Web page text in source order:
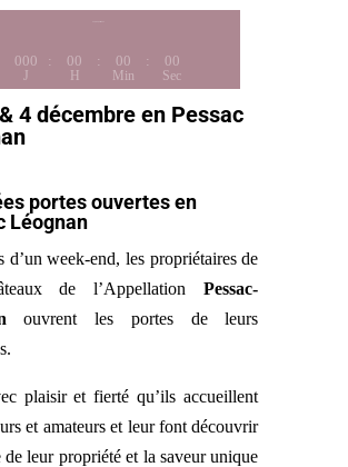
000
J
: 00
H
: 00
Min
: 00
Sec
4 décembre en Pessac
portes ouvertes en
Léognan
d’un week-end, les propriétaires de
de l’AppellationPessac-
ouvrent les portes de leurs
plaisir et fierté qu’ils accueillent
et amateurs et leur font découvrir
de leur propriété et la saveur unique